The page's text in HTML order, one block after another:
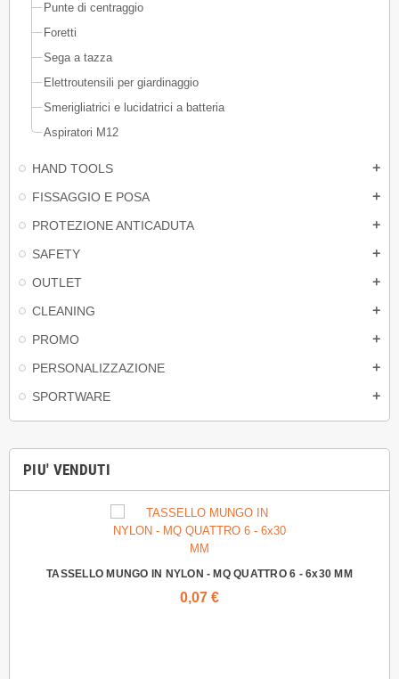
Punte di centraggio
Foretti
Sega a tazza
Elettroutensili per giardinaggio
Smerigliatrici e lucidatrici a batteria
Aspiratori M12
HAND TOOLS add
FISSAGGIO E POSA add
PROTEZIONE ANTICADUTA add
SAFETY add
OUTLET add
CLEANING add
PROMO add
PERSONALIZZAZIONE add
SPORTWARE add
PIU' VENDUTI
TASSELLO MUNGO IN NYLON - MQ QUATTRO 6 - 6x30 MM
0,07 €